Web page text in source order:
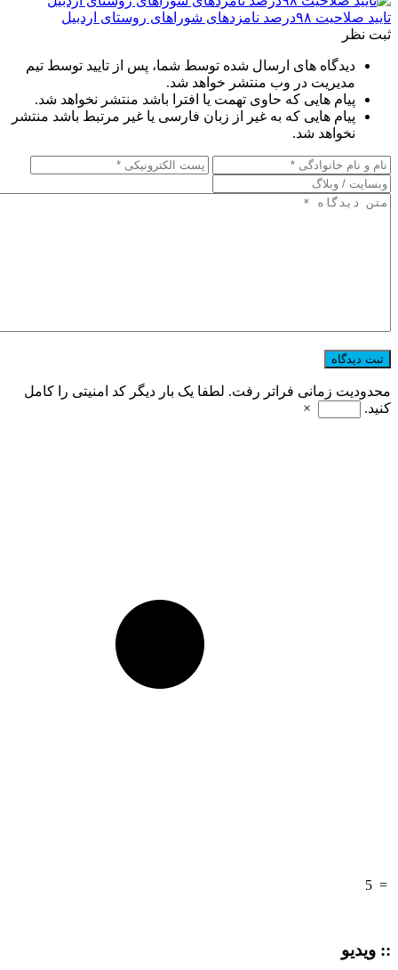
تایید صلاحیت ۹۸درصد نامزدهای شوراهای روستای اردبیل
ثبت نظر
دیدگاه های ارسال شده توسط شما، پس از تایید توسط تیم
مدیریت در وب منتشر خواهد شد.
پیام هایی که حاوی تهمت یا افترا باشد منتشر نخواهد شد.
پیام هایی که به غیر از زبان فارسی یا غیر مرتبط باشد منتشر
نخواهد شد.
محدودیت زمانی فراتر رفت. لطفا یک بار دیگر کد امنیتی را کامل
کنید.
×
=
5
:: ویدیو